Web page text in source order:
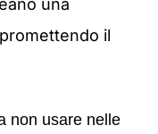
una
il
non usare nelle